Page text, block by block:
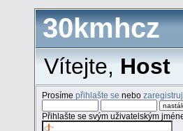
30kmhcz
Vítejte,Host
Prosímepřihlašte se nebo
Přihlašte se svým uživatelským